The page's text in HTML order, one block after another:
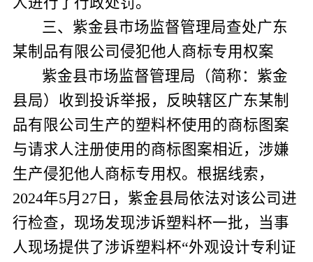
三、紫金县市场监督管理局查处广东
某制品有限公司侵犯他人商标专用权案
紫金县市场监督管理局（简称：紫金
县局）收到投诉举报，反映辖区广东某制
品有限公司生产的塑料杯使用的商标图案
与请求人注册使用的商标图案相近，涉嫌
生产侵犯他人商标专用权。根据线索，
2024年5月 27日，紫金县局依法对该公司进
行检查，现场发现涉诉塑料杯一批，当事
人现场提供了涉诉塑料杯“外观设计专利证